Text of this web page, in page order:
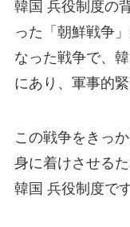
韓国 兵役制度の
った「朝鮮戦争
なった戦争で、
にあり、軍事的
この戦争をきっ
身に着けさせる
韓国 兵役制度です